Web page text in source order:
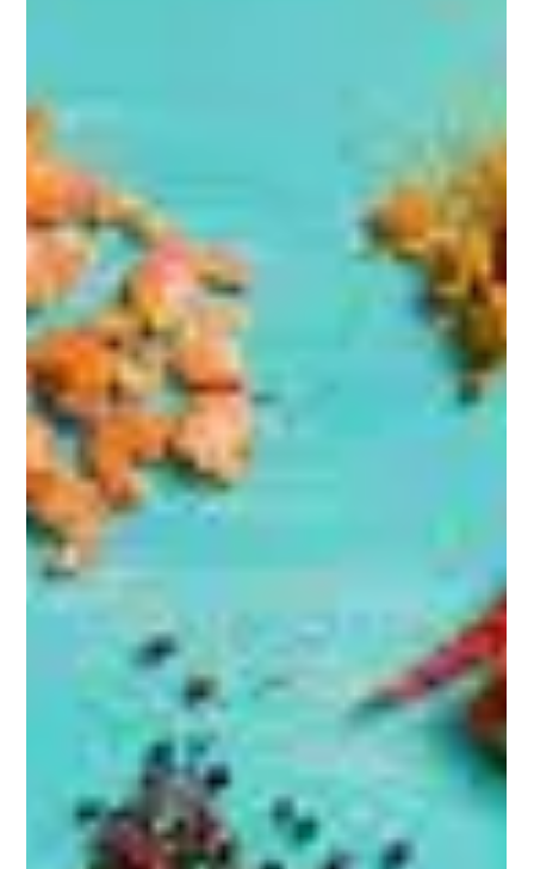
27 juil. 2023
Combien de temps le pad thaï peut-il
rester au réfrigérateur ?
Introduction Le pad thaï est un plat thaïlandais délicieux et
populaire, apprécié par de nombreuses personnes dans le monde
entier....